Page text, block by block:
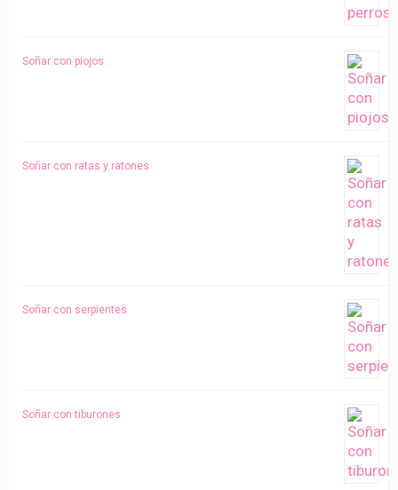
Soñar con piojos
Soñar con ratas y ratones
Soñar con serpientes
Soñar con tiburones